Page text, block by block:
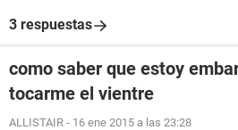
3 respuestas
como saber que estoy
tocarme el vientre
ALLISTAIR - 16 ene 2015 a las 23:28